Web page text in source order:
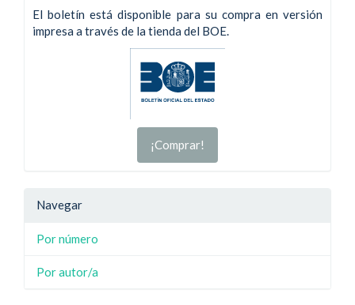
El boletín está disponible para su compra en versión
impresa a través de la tienda del BOE.
¡Comprar!
Navegar
Por número
Por autor/a